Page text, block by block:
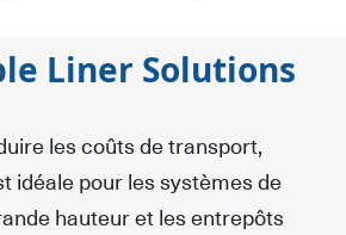
Liner Solutions
les coûts de transport,
idéale pour les systèmes de
hauteur et les entrepôts